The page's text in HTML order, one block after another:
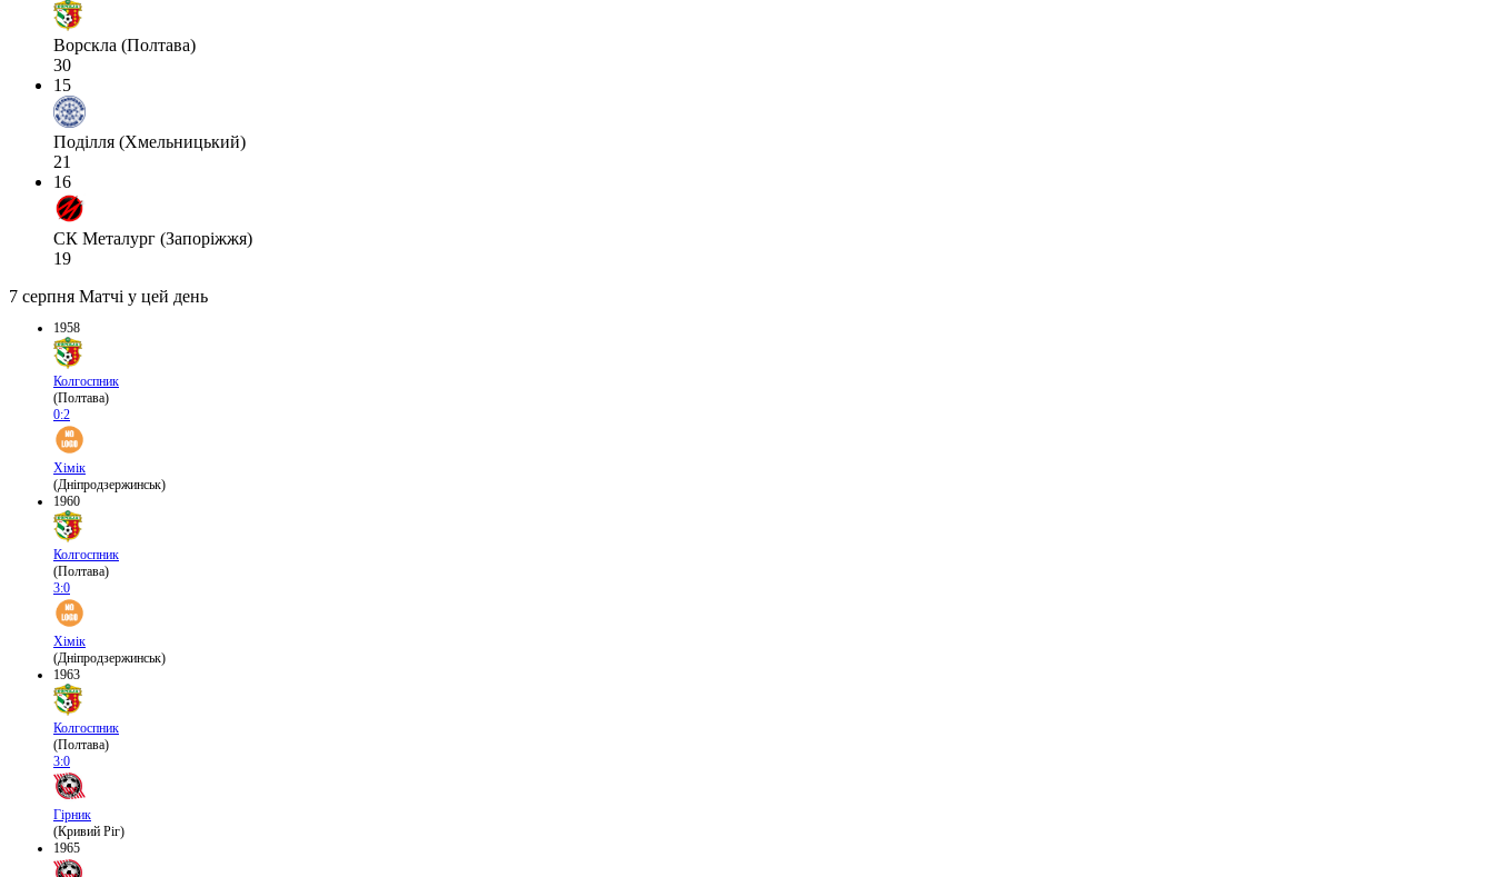
Ворскла (Полтава)
30
15
Поділля (Хмельницький)
21
16
СК Металург (Запоріжжя)
19
7 серпня Матчі у цей день
1958
Колгоспник
(Полтава)
0:2
Хімік
(Дніпродзержинськ)
1960
Колгоспник
(Полтава)
3:0
Хімік
(Дніпродзержинськ)
1963
Колгоспник
(Полтава)
3:0
Гірник
(Кривий Ріг)
1965